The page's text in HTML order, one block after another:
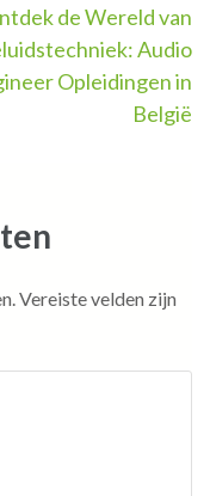
de Wereld van
Audio
Opleidingen in
België
Vereiste velden zijn